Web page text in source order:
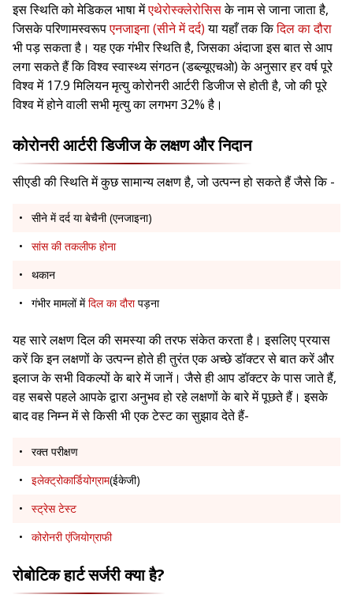
इस स्थिति को मेडिकल भाषा मेंएथेरोस्क्लेरोसिसके नाम से जाना जाता है,
जिसके परिणामस्वरूपएनजाइना (सीने में दर्द)या यहाँ तक किदिल का दौरा
भी पड़ सकता है। यह एक गंभीर स्थिति है, जिसका अंदाजा इस बात से आप
लगा सकते हैं कि विश्व स्वास्थ्य संगठन (डब्ल्यूएचओ) के अनुसार हर वर्ष पूरे
विश्व में 17.9 मिलियन मृत्यु कोरोनरी आर्टरी डिजीज से होती है, जो की पूरे
विश्व में होने वाली सभी मृत्यु का लगभग 32% है।
कोरोनरी आर्टरी डिजीज के लक्षण और निदान
सीएडी की स्थिति में कुछ सामान्य लक्षण है, जो उत्पन्न हो सकते हैं जैसे कि -
सीने में दर्द या बेचैनी (एनजाइना)
सांस की तकलीफ होना
थकान
गंभीर मामलों मेंदिल का दौरापड़ना
यह सारे लक्षण दिल की समस्या की तरफ संकेत करता है। इसलिए प्रयास
करें कि इन लक्षणों के उत्पन्न होते ही तुरंत एक अच्छे डॉक्टर से बात करें और
इलाज के सभी विकल्पों के बारे में जानें। जैसे ही आप डॉक्टर के पास जाते हैं,
वह सबसे पहले आपके द्वारा अनुभव हो रहे लक्षणों के बारे में पूछते हैं। इसके
बाद वह निम्न में से किसी भी एक टेस्ट का सुझाव देते हैं-
रक्त परीक्षण
इलेक्ट्रोकार्डियोग्राम(ईकेजी)
स्ट्रेस टेस्ट
कोरोनरी एंजियोग्राफी
रोबोटिक हार्ट सर्जरी क्या है?